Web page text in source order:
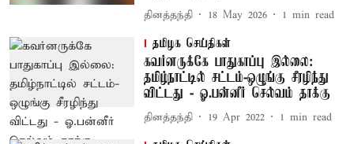
தினத்தந்தி 18 May 2026 1 min read
தமிழக செய்திகள்
கவர்னருக்கே பாதுகாப்பு இல்லை:
தமிழ்நாட்டில் சட்டம்-ஒழுங்கு சீரழிந்து
விட்டது - ஓ.பன்னீர் செல்வம் தாக்கு
தினத்தந்தி 19 Apr 2022 1 min read